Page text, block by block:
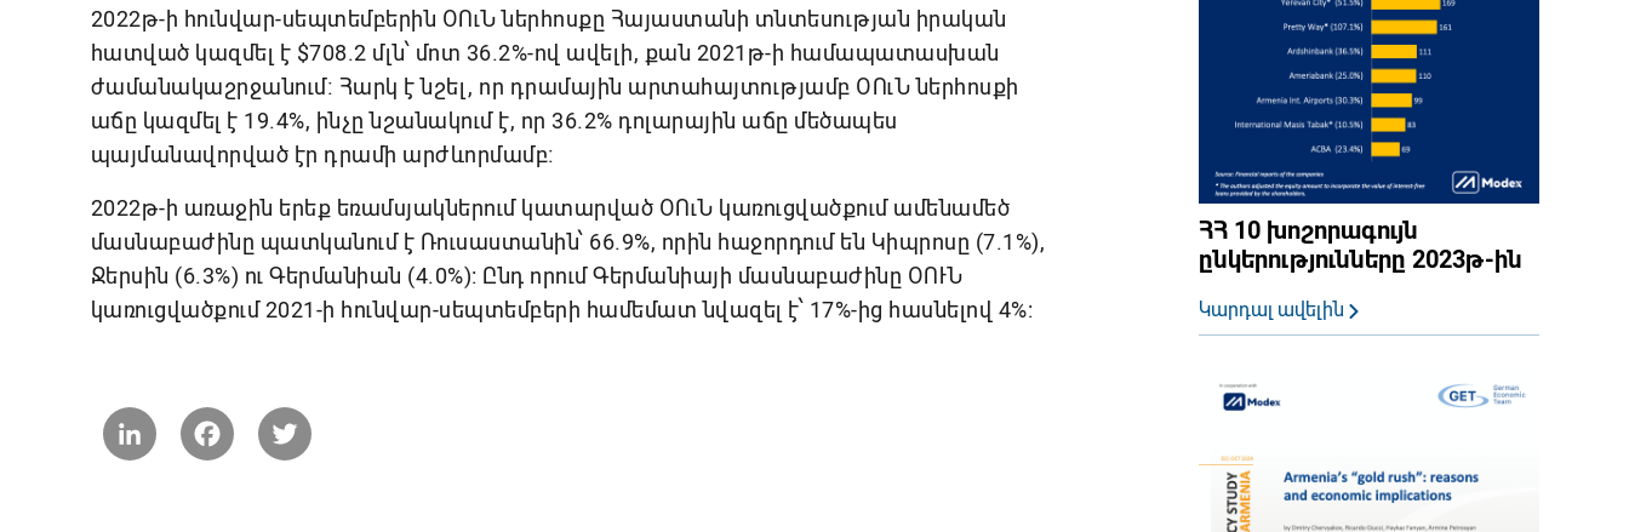
2022թ-ի հունվար-սեպտեմբերին ՕՈւՆ ներհոսքը Հայաստանի տնտեսության իրական
հատված կազմել է $708.2 մլն՝ մոտ 36.2%-ով ավելի, քան 2021թ-ի համապատասխան
ժամանակաշրջանում։ Հարկ է նշել, որ դրամային արտահայտությամբ ՕՈւՆ ներհոսքի
աճը կազմել է 19.4%, ինչը նշանակում է, որ 36.2% դոլարային աճը մեծապես
պայմանավորված էր դրամի արժևորմամբ։
2022թ-ի առաջին երեք եռամսյակներում կատարված ՕՈւՆ կառուցվածքում ամենամեծ
մասնաբաժինը պատկանում է Ռուսաստանին՝ 66.9%, որին հաջորդում են Կիպրոսը (7.1%),
Ջերսին (6.3%) ու Գերմանիան (4.0%): Ընդ որում Գերմանիայի մասնաբաժինը ՕՈՒՆ
կառուցվածքում 2021-ի հունվար-սեպտեմբերի համեմատ նվազել է՝ 17%-ից հասնելով 4%:
LinkedIn Facebook
ՀՀ 10 խոշորագույն
ընկերությունները 2023թ-ին
Կարդալ ավելին